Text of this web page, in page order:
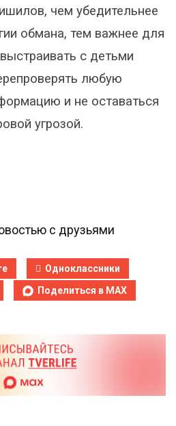
чем убедительнее
обмана, тем важнее для
с детьми
любую
и не оставаться
угрозой.
с друзьями
Одноклассники
Поделиться в MAX